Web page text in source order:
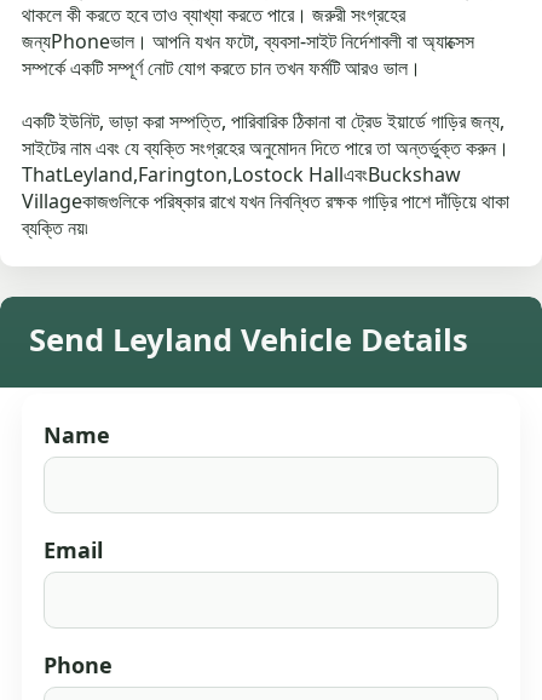
থাকলে কী করতে হবে তাও ব্যাখ্যা করতে পারে। জরুরী সংগ্রহের
জন্যPhoneভাল। আপনি যখন ফটো, ব্যবসা-সাইট নির্দেশাবলী বা অ্যাক্সেস
সম্পর্কে একটি সম্পূর্ণ নোট যোগ করতে চান তখন ফর্মটি আরও ভাল।
একটি ইউনিট, ভাড়া করা সম্পত্তি, পারিবারিক ঠিকানা বা ট্রেড ইয়ার্ডে গাড়ির জন্য,
সাইটের নাম এবং যে ব্যক্তি সংগ্রহের অনুমোদন দিতে পারে তা অন্তর্ভুক্ত করুন।
ThatLeyland,Farington,Lostock HallএবংBuckshaw
Villageকাজগুলিকে পরিষ্কার রাখে যখন নিবন্ধিত রক্ষক গাড়ির পাশে দাঁড়িয়ে থাকা
ব্যক্তি নয়৷
Send Leyland Vehicle Details
Name
Email
Phone